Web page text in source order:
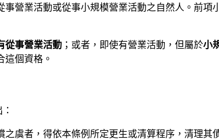
營業活動或從事小規模營業活動之自然人。前
從事營業活動 ；或者，即使有營業活動，但屬於小
這個資格。
虞者，得依本條例所定更生或清算程序，清理其